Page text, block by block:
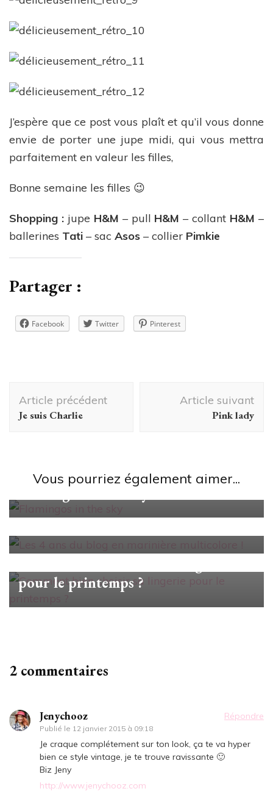
J’espère que ce post vous plaît et qu’il vous donne
envie de porter une jupe midi, qui vous mettra
parfaitement en valeur les filles,
Bonne semaine les filles 😉
Shopping :jupe H&M – pull H&M – collant H&M –
ballerines Tati – sac Asos – collier Pimkie
Partager :
Facebook Twitter Pinterest
Navigation
d'article
Article précédent
Je suis Charlie
Article suivant
Pink lady
Vous pourriez également aimer...
Looks/Conseils
Flamingos in the sky
Les 4 ans du blog en marinière
Looks/Conseils
pour le printemps ?
2 commentaires
Jenychooz
Publié le 12 janvier 2015 à 09:18
Répondre
Je craque complétement sur ton look, ça te va hyper
bien ce style vintage, je te trouve ravissante 🙂
Biz Jeny
http://www.jenychooz.com